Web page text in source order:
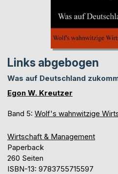
Links abgebogen
Was auf Deutschland
Egon W. Kreutzer
Band 5: Wolf's wahnwitzige
Wirtschaft & Management
Paperback
260 Seiten
ISBN-13: 9783755715597